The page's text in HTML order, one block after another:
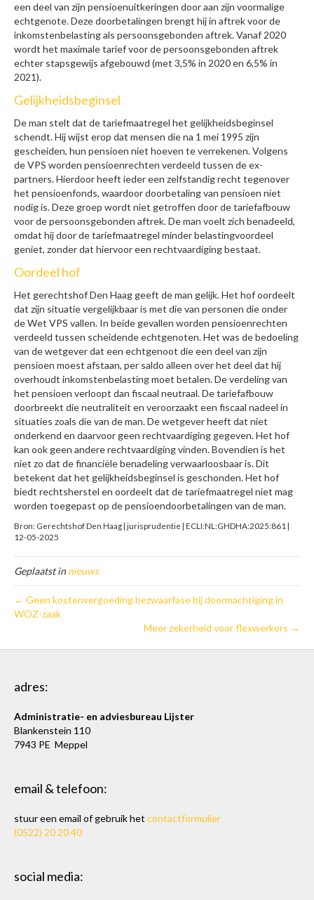
een deel van zijn pensioenuitkeringen door aan zijn voormalige
echtgenote. Deze doorbetalingen brengt hij in aftrek voor de
inkomstenbelasting als persoonsgebonden aftrek. Vanaf 2020
wordt het maximale tarief voor de persoonsgebonden aftrek
echter stapsgewijs afgebouwd (met 3,5% in 2020 en 6,5% in
2021).
Gelijkheidsbeginsel
De man stelt dat de tariefmaatregel het gelijkheidsbeginsel
schendt. Hij wijst erop dat mensen die na 1 mei 1995 zijn
gescheiden, hun pensioen niet hoeven te verrekenen. Volgens
de VPS worden pensioenrechten verdeeld tussen de ex-
partners. Hierdoor heeft ieder een zelfstandig recht tegenover
het pensioenfonds, waardoor doorbetaling van pensioen niet
nodig is. Deze groep wordt niet getroffen door de tariefafbouw
voor de persoonsgebonden aftrek. De man voelt zich benadeeld,
omdat hij door de tariefmaatregel minder belastingvoordeel
geniet, zonder dat hiervoor een rechtvaardiging bestaat.
Oordeel hof
Het gerechtshof Den Haag geeft de man gelijk. Het hof oordeelt
dat zijn situatie vergelijkbaar is met die van personen die onder
de Wet VPS vallen. In beide gevallen worden pensioenrechten
verdeeld tussen scheidende echtgenoten. Het was de bedoeling
van de wetgever dat een echtgenoot die een deel van zijn
pensioen moest afstaan, per saldo alleen over het deel dat hij
overhoudt inkomstenbelasting moet betalen. De verdeling van
het pensioen verloopt dan fiscaal neutraal. De tariefafbouw
doorbreekt die neutraliteit en veroorzaakt een fiscaal nadeel in
situaties zoals die van de man. De wetgever heeft dat niet
onderkend en daarvoor geen rechtvaardiging gegeven. Het hof
kan ook geen andere rechtvaardiging vinden. Bovendien is het
niet zo dat de financiële benadeling verwaarloosbaar is. Dit
betekent dat het gelijkheidsbeginsel is geschonden. Het hof
biedt rechtsherstel en oordeelt dat de tariefmaatregel niet mag
worden toegepast op de pensioendoorbetalingen van de man.
Bron: Gerechtshof Den Haag | jurisprudentie | ECLI:NL:GHDHA:2025:861 |
12-05-2025
Geplaatst innieuws
← Geen kostenvergoeding bezwaarfase bij doormachtiging in
WOZ-zaak
Meer zekerheid voor flexwerkers →
adres:
Administratie- en adviesbureau Lijster
Blankenstein 110
7943 PE Meppel
email & telefoon:
stuur een email of gebruik het contactformulier
(0522) 20 20 40
social media: